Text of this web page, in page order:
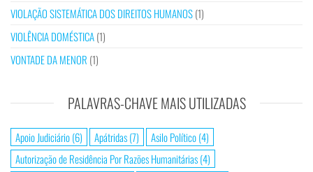
VIOLAÇÃO SISTEMÁTICA DOS DIREITOS HUMANOS(1)
VIOLÊNCIA DOMÉSTICA(1)
VONTADE DA MENOR (1)
PALAVRAS-CHAVE MAIS UTILIZADAS
Apoio Judiciário(6) Apátridas(7) Asilo Político(4)
Autorização de Residência Por Razões Humanitárias(4)